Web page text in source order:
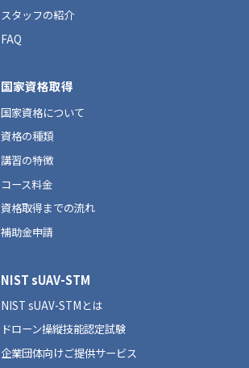
スタッフの紹介
FAQ
国家資格取得
国家資格について
資格の種類
講習の特徴
コース料金
資格取得までの流れ
補助金申請
NIST sUAV-STM
NIST sUAV-STMとは
ドローン操縦技能認定試験
企業団体向けご提供サービス